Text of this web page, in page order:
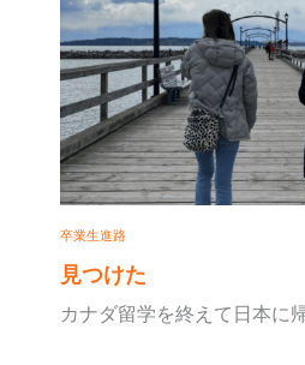
卒業生進路
見つけた
カナダ留学を終えて日本に